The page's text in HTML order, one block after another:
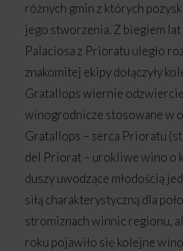
różnych gmin z których
jego stworzenia. Z biegiem
Palaciosa z Prioratu uległo
znakomitej ekipy dołączyły
Gratallops wiernie
winogrodnicze stosowane w
Gratallops – serca Prioratu
del Priorat – urokliwe wino o
duszy uwodzące młodością
siłą charakterystyczną dla
stromiznach winnic regionu,
roku pojawiło się kolejne